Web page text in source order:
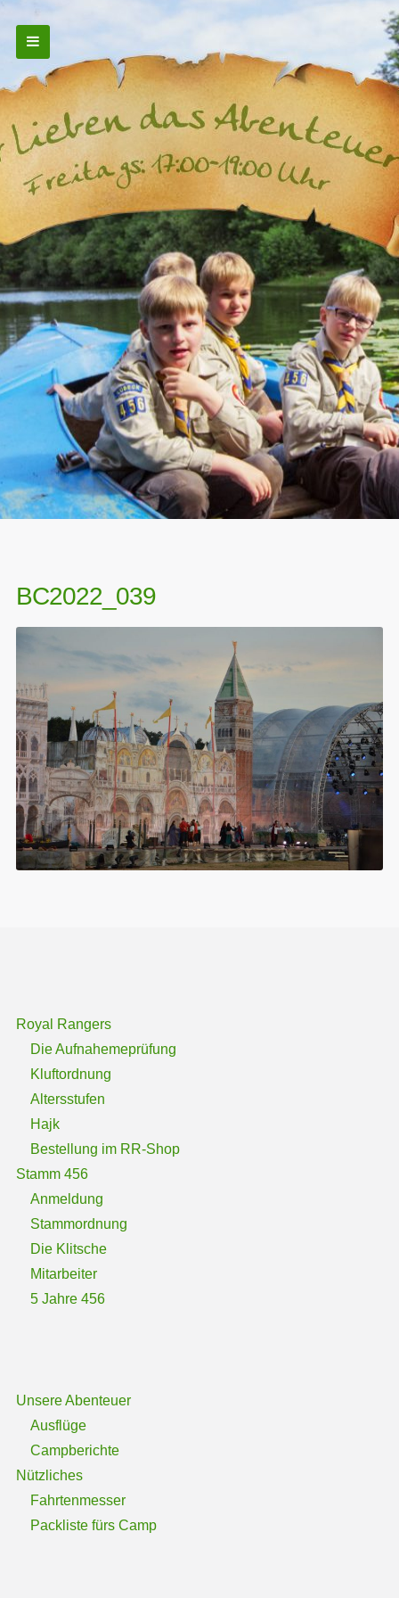
BC2022_039
Royal Rangers
Die Aufnahemeprüfung
Kluftordnung
Altersstufen
Hajk
Bestellung im RR-Shop
Stamm 456
Anmeldung
Stammordnung
Die Klitsche
Mitarbeiter
5 Jahre 456
Unsere Abenteuer
Ausflüge
Campberichte
Nützliches
Fahrtenmesser
Packliste fürs Camp